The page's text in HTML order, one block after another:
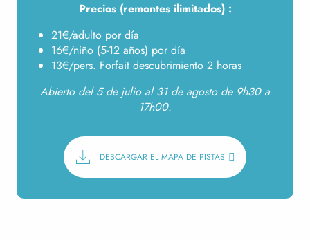
Precios (remontes ilimitados) :
21€/adulto por día
16€/niño (5-12 años) por día
13€/pers. Forfait descubrimiento 2 horas
Abierto del 5 de julio al 31 de agosto de 9h30 a
17h00.
DESCARGAR EL MAPA DE PISTAS